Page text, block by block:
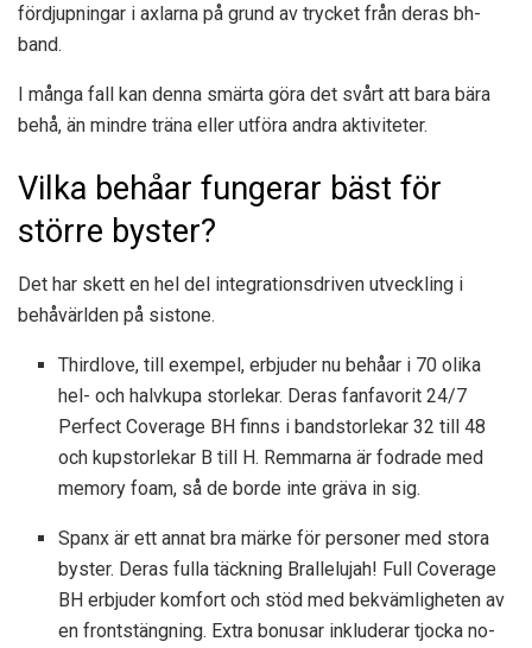
fördjupningar i axlarna på grund av trycket från deras bh-
band.
I många fall kan denna smärta göra det svårt att bara bära
behå, än mindre träna eller utföra andra aktiviteter.
Vilka behåar fungerar bäst för
större byster?
Det har skett en hel del integrationsdriven utveckling i
behåvärlden på sistone.
Thirdlove, till exempel, erbjuder nu behåar i 70 olika
hel- och halvkupa storlekar. Deras fanfavorit24/7
Perfect Coverage BH finns i bandstorlekar 32 till 48
och kupstorlekar B till H. Remmarna är fodrade med
memory foam, så de borde inte gräva in sig.
Spanx är ett annat bra märke för personer med stora
byster. Deras fulla täckning Brallelujah! Full Coverage
BH erbjuder komfort och stöd med bekvämligheten av
en frontstängning. Extra bonusar inkluderar tjocka no-